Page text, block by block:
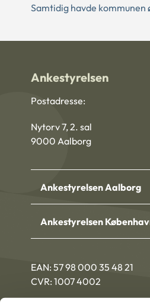
Samtidig havde
Ankestyrelsen
Postadresse:
Nytorv 7, 2. sal
9000 Aalborg
Ankestyrelsen Aalborg
Ankestyrelsen
EAN: 57 98 000 35 48 21
CVR: 1007 4002